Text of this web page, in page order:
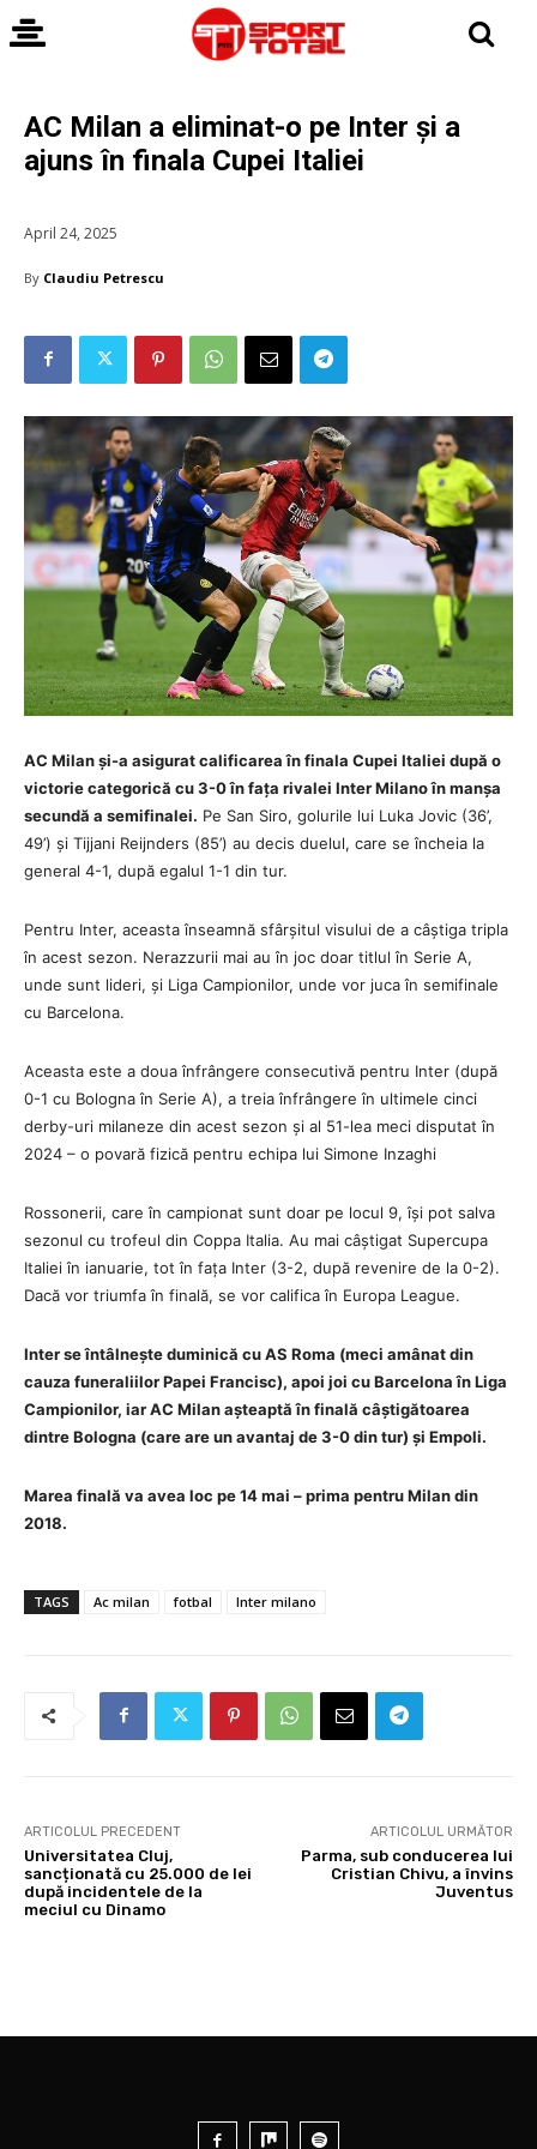
AC Milan a eliminat-o pe Inter și a
ajuns în finala Cupei Italiei
April 24, 2025
By Claudiu Petrescu
AC Milan și-a asigurat calificarea în finala Cupei Italiei după o
victorie categorică cu 3-0 în fața rivalei Inter Milano în manșa
secundă a semifinalei. Pe San Siro, golurile lui Luka Jovic (36’,
49’) și Tijjani Reijnders (85’) au decis duelul, care se încheia la
general 4-1, după egalul 1-1 din tur.
Pentru Inter, aceasta înseamnă sfârșitul visului de a câștiga tripla
în acest sezon. Nerazzurii mai au în joc doar titlul în Serie A,
unde sunt lideri, și Liga Campionilor, unde vor juca în semifinale
cu Barcelona.
Aceasta este a doua înfrângere consecutivă pentru Inter (după
0-1 cu Bologna în Serie A), a treia înfrângere în ultimele cinci
derby-uri milaneze din acest sezon și al 51-lea meci disputat în
2024 – o povară fizică pentru echipa lui Simone Inzaghi
Rossonerii, care în campionat sunt doar pe locul 9, își pot salva
sezonul cu trofeul din Coppa Italia. Au mai câștigat Supercupa
Italiei în ianuarie, tot în fața Inter (3-2, după revenire de la 0-2).
Dacă vor triumfa în finală, se vor califica în Europa League.
Inter se întâlnește duminică cu AS Roma (meci amânat din
cauza funeraliilor Papei Francisc), apoi joi cu Barcelona în Liga
Campionilor, iar AC Milan așteaptă în finală câștigătoarea
dintre Bologna (care are un avantaj de 3-0 din tur) și Empoli.
Marea finală va avea loc pe 14 mai – prima pentru Milan din
2018.
TAGS Ac milan fotbal Inter milano
ARTICOLUL PRECEDENT
Universitatea Cluj,
sancționată cu 25.000 de lei
după incidentele de la
meciul cu Dinamo
ARTICOLUL URMĂTOR
Parma, sub conducerea lui
Cristian Chivu, a învins
Juventus